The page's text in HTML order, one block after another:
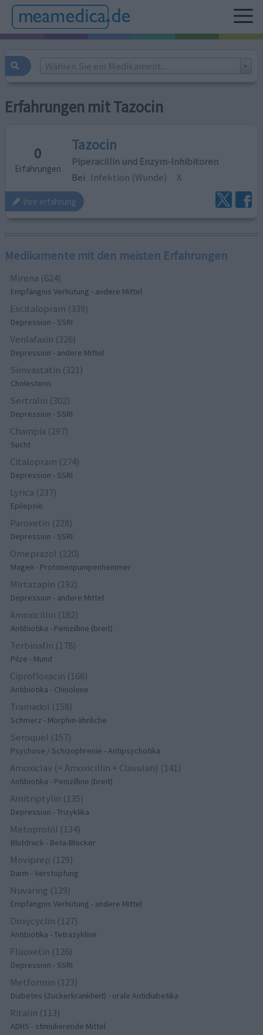
Wählen Sie ein Medikament...
Erfahrungen mit Tazocin
0
Erfahrungen
Tazocin
Piperacillin und Enzym-Inhibitoren
Bei Infektion (Wunde) X
ihre erfahrung
Medikamente mit den meisten Erfahrungen
Mirena (624)
Empfängnis Verhütung - andere Mittel
Escitalopram (339)
Depression - SSRI
Venlafaxin (326)
Depression - andere Mittel
Simvastatin (321)
Cholesterin
Sertralin (302)
Depression - SSRI
Champix (297)
Sucht
Citalopram (274)
Depression - SSRI
Lyrica (237)
Epilepsie
Paroxetin (228)
Depression - SSRI
Omeprazol (220)
Magen - Protonenpumpenhemmer
Mirtazapin (192)
Depression - andere Mittel
Amoxicillin (182)
Antibiotika - Penizilline (breit)
Terbinafin (178)
Pilze - Mund
Ciprofloxacin (168)
Antibiotika - Chinolone
Tramadol (158)
Schmerz - Morphin-ähnliche
Seroquel (157)
Psychose / Schizophrenie - Antipsychotika
Amoxiclav (= Amoxicillin + Clavulan) (141)
Antibiotika - Penizilline (breit)
Amitriptylin (135)
Depression - Trizyklika
Metoprolol (134)
Blutdruck - Beta-Blocker
Moviprep (129)
Darm - Verstopfung
Nuvaring (129)
Empfängnis Verhütung - andere Mittel
Doxycyclin (127)
Antibiotika - Tetrazykline
Fluoxetin (126)
Depression - SSRI
Metformin (123)
Diabetes (Zuckerkrankheit) - orale Antidiabetika
Ritalin (113)
ADHS - stimulierende Mittel